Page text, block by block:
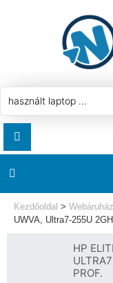
LETÖLTÉSEK
HASZNÁLT LAPTOP
KOMPONENS
Kezdőoldal > Webáruház
UWVA, Ultra7-255U
HP
PROF.